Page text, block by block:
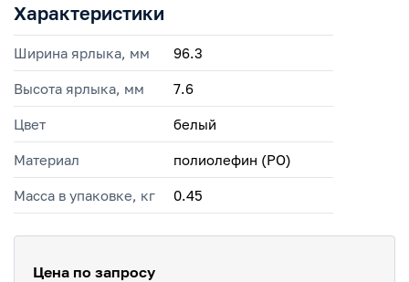
Характеристики
Ширина ярлыка, мм 96.3
Высота ярлыка, мм 7.6
Цвет белый
Материал полиолефин (PO)
Масса в упаковке, кг 0.45
Цена по запросу